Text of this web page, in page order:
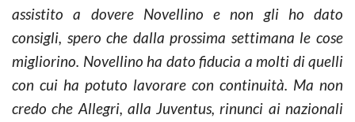
assistito a dovere Novellino e non gli ho dato
consigli, spero che dalla prossima settimana le cose
migliorino. Novellino ha dato fiducia a molti di quelli
con cui ha potuto lavorare con continuità. Ma non
credo che Allegri, alla Juventus, rinunci ai nazionali